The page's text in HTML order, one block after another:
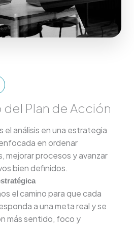
del Plan de Acción
el análisis en una estrategia
en ordenar
mejorar procesos y avanzar
bien definidos.
el camino para que cada
a una meta real y se
más sentido, foco y